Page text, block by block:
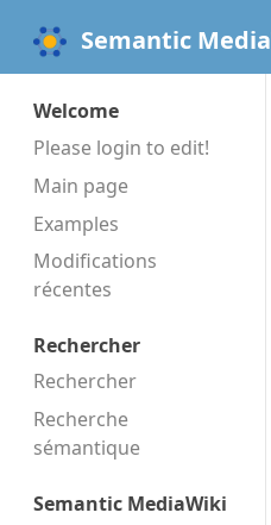
Semantic
Welcome
Please login to edit!
Main page
Examples
Modifications
récentes
Rechercher
Rechercher
Recherche
sémantique
Semantic MediaWiki